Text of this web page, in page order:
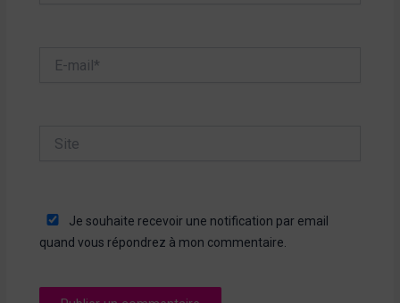
mail*
Je souhaite recevoir une notification par email
quand vous répondrez à mon commentaire.